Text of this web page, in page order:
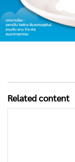
Related content